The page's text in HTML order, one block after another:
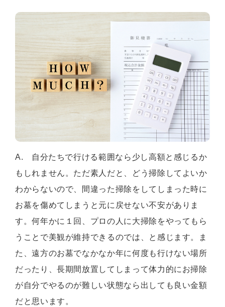
A. 自分たちで行ける範囲なら少し高額と感じるか
もしれません。ただ素人だと、どう掃除してよいか
わからないので、間違った掃除をしてしまった時に
お墓を傷めてしまうと元に戻せない不安がありま
す。何年かに１回、プロの人に大掃除をやってもら
うことで美観が維持できるのでは、と感じます。ま
た、遠方のお墓でなかなか年に何度も行けない場所
だったり、長期間放置してしまって体力的にお掃除
が自分でやるのが難しい状態なら出しても良い金額
だと思います。